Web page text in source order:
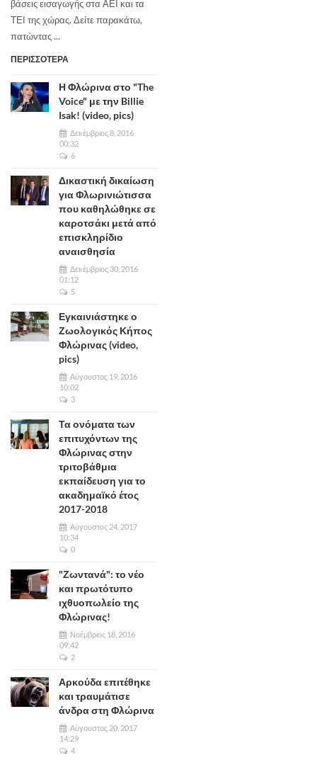
βάσεις εισαγωγής στα ΑΕΙ και τα
ΤΕΙ της χώρας. Δείτε παρακάτω,
πατώντας ...
ΠΕΡΙΣΣΟΤΕΡΑ
Η Φλώρινα στο "The
Voice" με την Billie
Isak! (video, pics)
Δεκέμβριος 8, 2016
00:32
6
Δικαστική δικαίωση
για Φλωρινιώτισσα
που καθηλώθηκε σε
καροτσάκι μετά από
επισκληρίδιο
αναισθησία
Δεκέμβριος 30, 2016
01:12
5
Εγκαινιάστηκε ο
Ζωολογικός Κήπος
Φλώρινας (video,
pics)
Αύγουστος 19, 2016
10:02
3
Τα ονόματα των
επιτυχόντων της
Φλώρινας στην
τριτοβάθμια
εκπαίδευση για το
ακαδημαϊκό έτος
2017-2018
Αύγουστος 24, 2017
10:34
0
"Ζωντανά": το νέο
και πρωτότυπο
ιχθυοπωλείο της
Φλώρινας!
Νοέμβριος 18, 2016
09:42
2
Αρκούδα επιτέθηκε
και τραυμάτισε
άνδρα στη Φλώρινα
Αύγουστος 20, 2017
14:29
4